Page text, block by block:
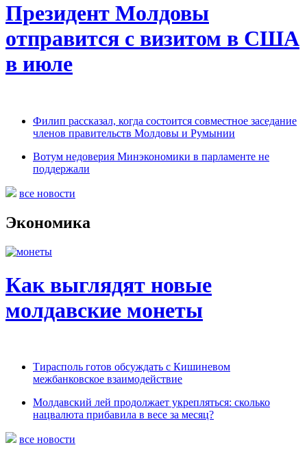
Президент Молдовы
отправится с визитом в США
в июле
Филип рассказал, когда состоится совместное заседание
членов правительств Молдовы и Румынии
Вотум недоверия Минэкономики в парламенте не
поддержали
все новости
Экономика
Как выглядят новые
молдавские монеты
Тирасполь готов обсуждать с Кишиневом
межбанковское взаимодействие
Молдавский лей продолжает укрепляться: сколько
нацвалюта прибавила в весе за месяц?
все новости